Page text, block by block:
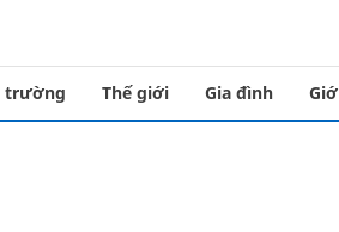
trường Thế giới Gia đình